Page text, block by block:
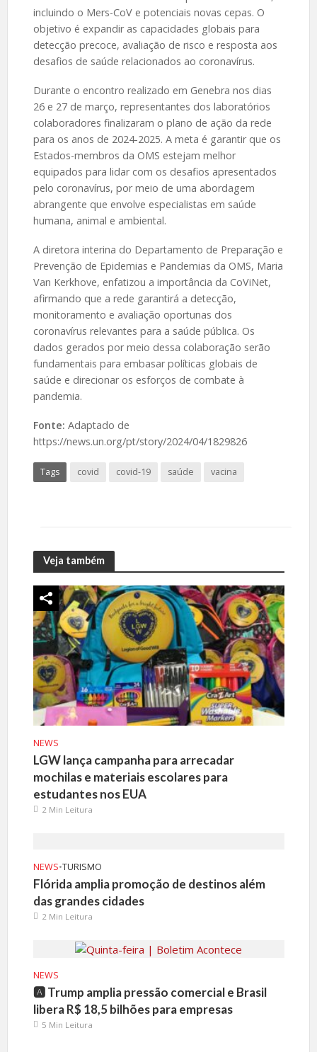
incluindo o Mers-CoV e potenciais novas cepas. O
objetivo é expandir as capacidades globais para
detecção precoce, avaliação de risco e resposta aos
desafios de saúde relacionados ao coronavírus.
Durante o encontro realizado em Genebra nos dias
26 e 27 de março, representantes dos laboratórios
colaboradores finalizaram o plano de ação da rede
para os anos de 2024-2025. A meta é garantir que os
Estados-membros da OMS estejam melhor
equipados para lidar com os desafios apresentados
pelo coronavírus, por meio de uma abordagem
abrangente que envolve especialistas em saúde
humana, animal e ambiental.
A diretora interina do Departamento de Preparação e
Prevenção de Epidemias e Pandemias da OMS, Maria
Van Kerkhove, enfatizou a importância da CoViNet,
afirmando que a rede garantirá a detecção,
monitoramento e avaliação oportunas dos
coronavírus relevantes para a saúde pública. Os
dados gerados por meio dessa colaboração serão
fundamentais para embasar políticas globais de
saúde e direcionar os esforços de combate à
pandemia.
Fonte: Adaptado de
https://news.un.org/pt/story/2024/04/1829826
Tags covid covid-19 saúde vacina
Veja também
NEWS
LGW lança campanha para arrecadar
mochilas e materiais escolares para
estudantes nos EUA
2 Min Leitura
NEWS•TURISMO
Flórida amplia promoção de destinos além
das grandes cidades
2 Min Leitura
NEWS
🅰️ Trump amplia pressão comercial e Brasil
libera R$ 18,5 bilhões para empresas
5 Min Leitura